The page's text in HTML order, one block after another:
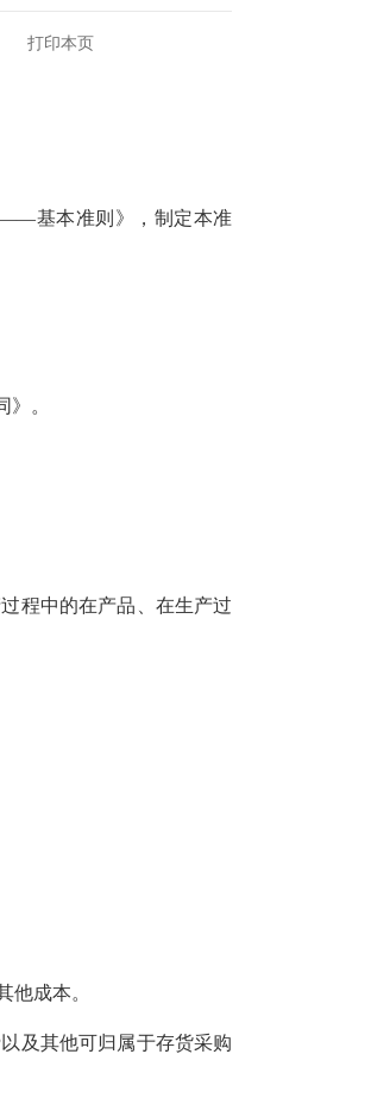
打印本页
基本准则》，制定本准
。
程中的在产品、在生产过
成本。
及其他可归属于存货采购